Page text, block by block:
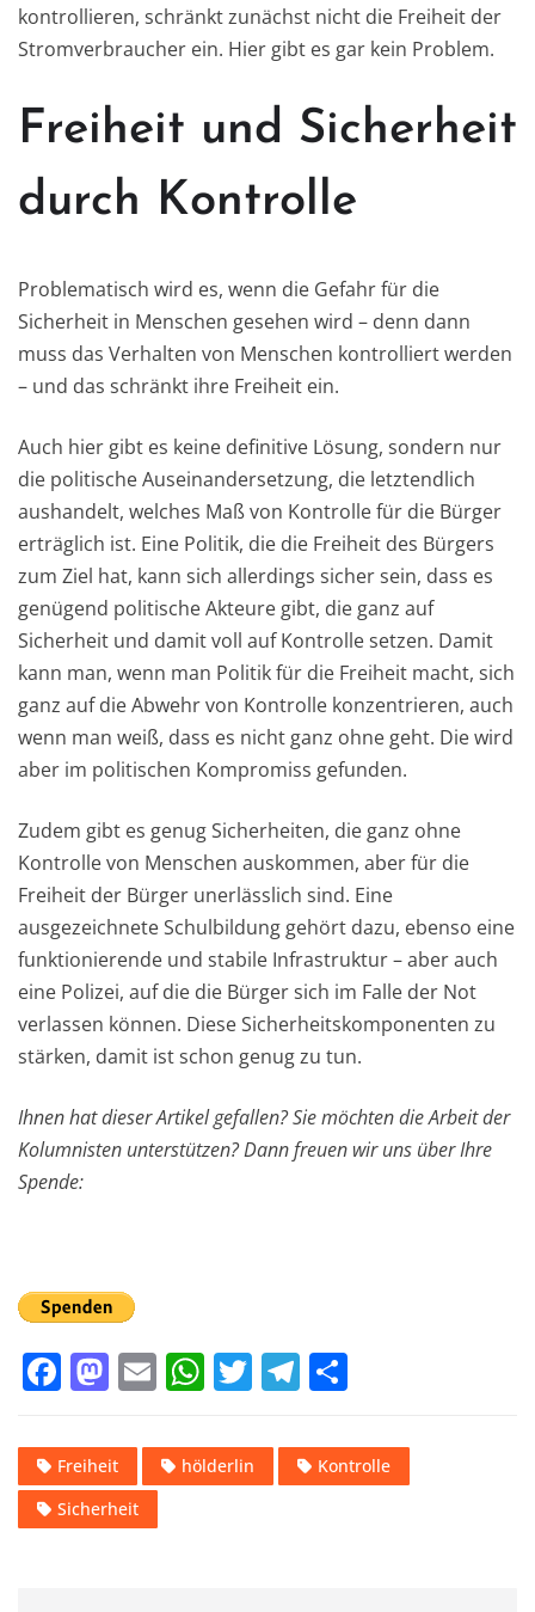
kontrollieren, schränkt zunächst nicht die Freiheit der
Stromverbraucher ein. Hier gibt es gar kein Problem.
Freiheit und Sicherheit
durch Kontrolle
Problematisch wird es, wenn die Gefahr für die
Sicherheit in Menschen gesehen wird – denn dann
muss das Verhalten von Menschen kontrolliert werden
– und das schränkt ihre Freiheit ein.
Auch hier gibt es keine definitive Lösung, sondern nur
die politische Auseinandersetzung, die letztendlich
aushandelt, welches Maß von Kontrolle für die Bürger
erträglich ist. Eine Politik, die die Freiheit des Bürgers
zum Ziel hat, kann sich allerdings sicher sein, dass es
genügend politische Akteure gibt, die ganz auf
Sicherheit und damit voll auf Kontrolle setzen. Damit
kann man, wenn man Politik für die Freiheit macht, sich
ganz auf die Abwehr von Kontrolle konzentrieren, auch
wenn man weiß, dass es nicht ganz ohne geht. Die wird
aber im politischen Kompromiss gefunden.
Zudem gibt es genug Sicherheiten, die ganz ohne
Kontrolle von Menschen auskommen, aber für die
Freiheit der Bürger unerlässlich sind. Eine
ausgezeichnete Schulbildung gehört dazu, ebenso eine
funktionierende und stabile Infrastruktur – aber auch
eine Polizei, auf die die Bürger sich im Falle der Not
verlassen können. Diese Sicherheitskomponenten zu
stärken, damit ist schon genug zu tun.
Ihnen hat dieser Artikel gefallen? Sie möchten die Arbeit der
Kolumnisten unterstützen? Dann freuen wir uns über Ihre
Spende:
F
c
e
b
M
st
o
d
E
ai
l
W
at
s
T
it
te
T
e
gr
le
n
Freiheit hölderlin
Kontrolle
Sicherheit